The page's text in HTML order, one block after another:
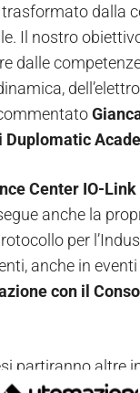
dalla
Il nostro
dalle
Duplomatic
Center IO-Link
anche la
per
anche in
con il
partiranno altre